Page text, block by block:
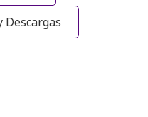
Descargas